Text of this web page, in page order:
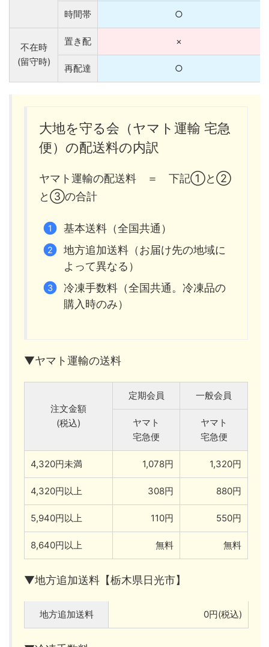
時間帯 ○
不在時
(留守時)
置き配 ×
再配達 ○
大地を守る会（ヤマト運輸 宅急
便）の配送料の内訳
ヤマト運輸の配送料 ＝ 下記①と②
と③の合計
基本送料（全国共通）
地方追加送料（お届け先の地域に
よって異なる）
冷凍手数料（全国共通。冷凍品の
購入時のみ）
▼ヤマト運輸の送料
注文金額
(税込)
定期会員 一般会員
ヤマト
宅急便
ヤマト
宅急便
4,320円未満 1,078円 1,320円
4,320円以上 308円 880円
5,940円以上 110円 550円
8,640円以上 無料 無料
▼地方追加送料【栃木県日光市】
地方追加送料 0円(税込)